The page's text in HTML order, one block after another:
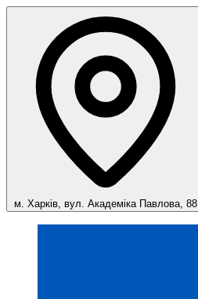
м. Харків, вул. Академіка Павлова, 88